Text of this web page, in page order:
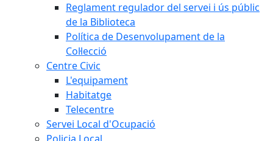
Reglament regulador del servei i ús públic
de la Biblioteca
Política de Desenvolupament de la
Col·lecció
Centre Civic
L'equipament
Habitatge
Telecentre
Servei Local d'Ocupació